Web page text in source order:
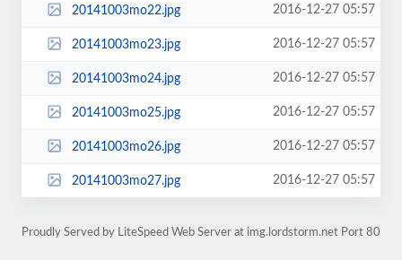
20141003mo22.jpg 2016-12-27 05:57
20141003mo23.jpg 2016-12-27 05:57
20141003mo24.jpg 2016-12-27 05:57
20141003mo25.jpg 2016-12-27 05:57
20141003mo26.jpg 2016-12-27 05:57
20141003mo27.jpg 2016-12-27 05:57
Proudly Served by LiteSpeed Web Server at img.lordstorm.net Port 80